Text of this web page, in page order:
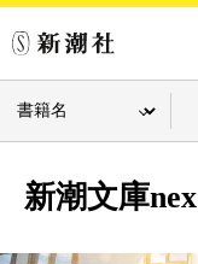
新潮文庫nex